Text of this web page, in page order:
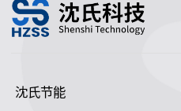
沈氏节能